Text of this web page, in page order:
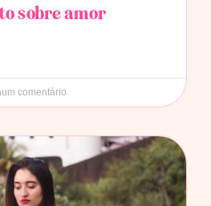
sobre amor
comentário